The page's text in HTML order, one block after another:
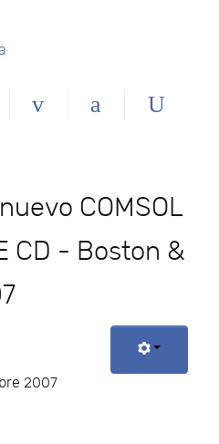
COMSOL
CD - Boston &
2007